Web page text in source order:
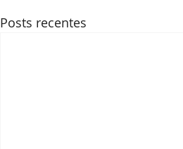
Posts recentes